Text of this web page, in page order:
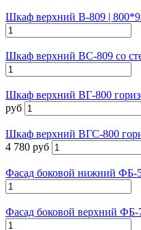
Шкаф верхний В-809 |
Шкаф верхний ВС-809 со
Шкаф верхний ВГ-800
руб
Шкаф верхний ВГС-800
4 780 руб
Фасад боковой нижний ФБ-
Фасад боковой верхний ФБ-